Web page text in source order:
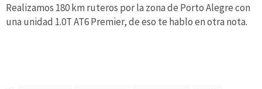
Realizamos 180 km ruteros por la zona de Porto Alegre con
una unidad 1.0T AT6 Premier, de eso te hablo en otra nota.